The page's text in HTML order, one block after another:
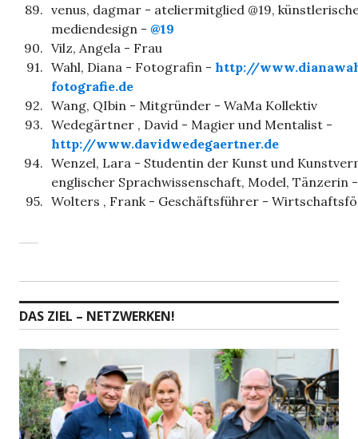
89. venus, dagmar - ateliermitglied @19,
mediendesign - @19
90. Vilz, Angela - Frau
91. Wahl, Diana - Fotografin - http://
fotografie.de
92. Wang, QIbin - Mitgründer - WaMa Kollektiv
93. Wedegärtner , David - Magier und Mentalist -
http://www.davidwedegaertner.de
94. Wenzel, Lara - Studentin der Kunst und
englischer Sprachwissenschaft, Model, Tänzerin -
95. Wolters , Frank - Geschäftsführer -
DAS ZIEL – NETZWERKEN!